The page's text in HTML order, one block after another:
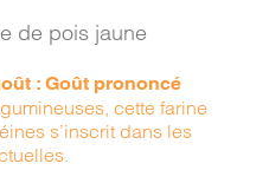
de pois jaune
: Goût prononcé
cette farine
s’inscrit dans les